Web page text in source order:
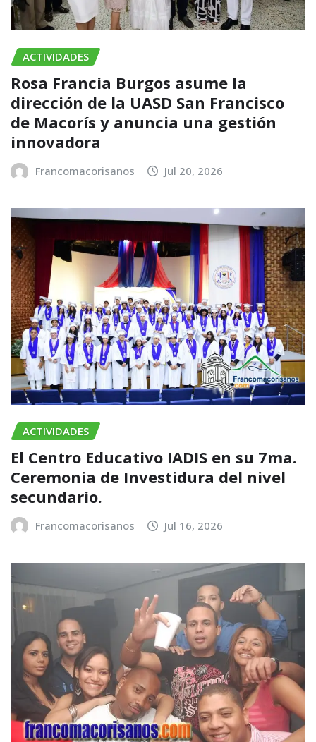
ACTIVIDADES
Rosa Francia Burgos asume la
dirección de la UASD San Francisco
de Macorís y anuncia una gestión
innovadora
Francomacorisanos Jul 20, 2026
ACTIVIDADES
El Centro Educativo IADIS en su 7ma.
Ceremonia de Investidura del nivel
secundario.
Francomacorisanos Jul 16, 2026